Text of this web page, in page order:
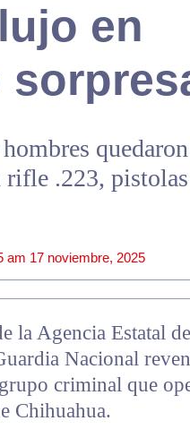
en
.223,
am 17 noviembre, 2025
la Agencia Estatal
Nacional
criminal que
Chihuahua.